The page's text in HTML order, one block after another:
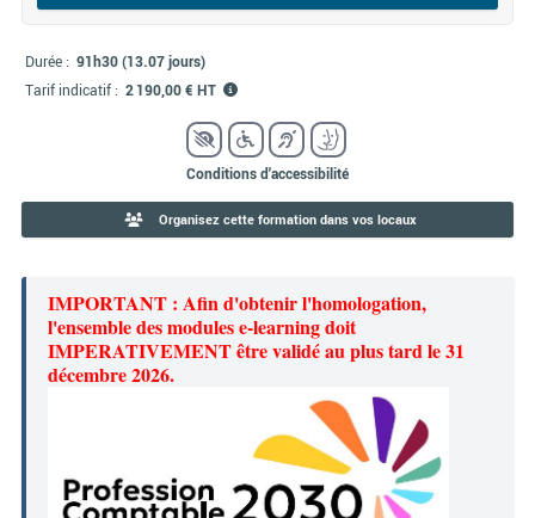
IMPORTANT : Afin d'obtenir l'homologation,
l'ensemble des modules e-learning doit
IMPERATIVEMENT être validé au plus tard le 31
décembre 2026.
Durée : 91h30 (13.07 jours)
Tarif indicatif : 2 190,00 € HT
Conditions d'accessibilité
Organisez cette formation dans vos locaux